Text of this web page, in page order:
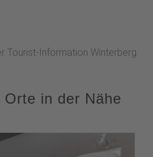
Tourist-Information Winterberg
in der Nähe